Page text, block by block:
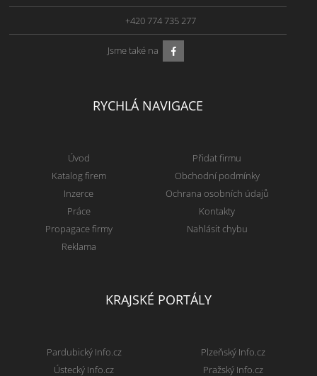
+420 774 735 277
Jsme také na
RYCHLÁ NAVIGACE
Úvod
Katalog firem
Inzerce
Práce
Propagace firmy
Reklama
Přidat firmu
Obchodní podmínky
Ochrana osobních údajů
Kontakty
Nahlásit chybu
KRAJSKÉ PORTÁLY
Pardubický Info.cz
Ústecký Info.cz
Plzeňský Info.cz
Pražský Info.cz